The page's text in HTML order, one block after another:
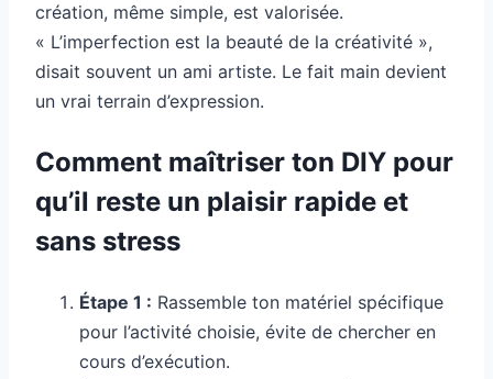
création, même simple, est valorisée.
« L’imperfection est la beauté de la créativité »,
disait souvent un ami artiste. Le fait main devient
un vrai terrain d’expression.
Comment maîtriser ton DIY pour
qu’il reste un plaisir rapide et
sans stress
Étape 1 : Rassemble ton matériel spécifique
pour l’activité choisie, évite de chercher en
cours d’exécution.